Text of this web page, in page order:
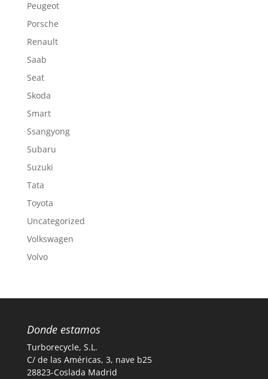
Peugeot
Porsche
Renault
Saab
Seat
Skoda
Smart
Ssangyong
Subaru
Suzuki
Tata
Toyota
Uncategorized
Volkswagen
Volvo
Donde estamos
Turborecycle, S.L.
C/ de las Américas, 3, nave b25
28823-Coslada Madrid